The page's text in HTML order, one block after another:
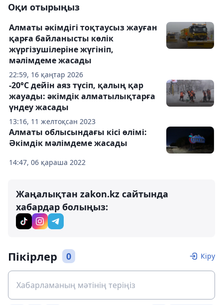
Оқи отырыңыз
22:59, 16 қаңтар 2026
Алматы әкімдігі тоқтаусыз жауған
қарға байланысты көлік
жүргізушілеріне жүгініп,
мәлімдеме жасады
13:16, 11 желтоқсан 2023
-20°С дейін аяз түсіп, қалың қар
жауады: әкімдік алматылықтарға
үндеу жасады
14:47, 06 қараша 2022
Алматы облысындағы кісі өлімі:
Әкімдік мәлімдеме жасады
Жаңалықтан zakon.kz сайтында
хабардар болыңыз:
Пікірлер 0 Кіру